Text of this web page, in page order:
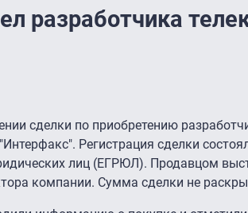
разработчика
сделки по приобретению
"Интерфакс". Регистрация сделки
лиц (ЕГРЮЛ). Продавцом
компании. Сумма сделки не